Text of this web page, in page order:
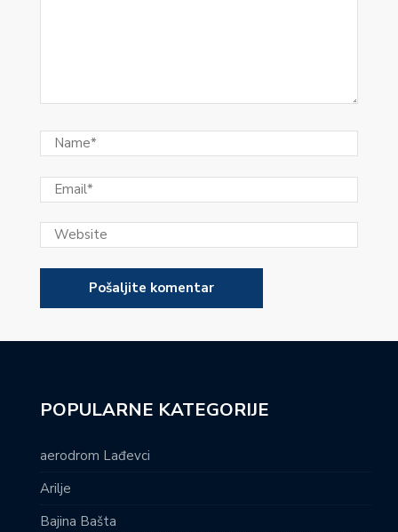
POPULARNE KATEGORIJE
aerodrom Lađevci
Arilje
Bajina Bašta